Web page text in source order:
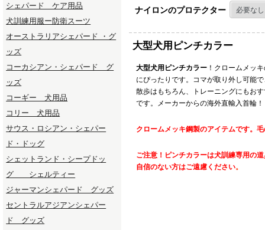
シェパード ケア用品
犬訓練用服ー防衛スーツ
オーストラリアシェパード ・グ
ッズ
コーカシアン・シェパード グ
ッズ
コーギー 犬用品
コリー 犬用品
サウス・ロシアン・シェパー
ド・ドッグ
シェットランド・シープドッ
グ シェルティー
ジャーマンシェパード グッズ
セントラルアジアンシェパー
ド グッズ
ナイロンのプロテクター
大型犬用ピンチカラー
大型犬用ピンチカラー ！クロームメッ
にぴったりです。コマが取り外し可能
散歩はもちろん、トレーニングにもお
です。メーカーからの海外直輸入首輪！
クロームメッキ鋼製のアイテムです。
ご注意！ピンチカラーは犬訓練専用の
自信のない方はご遠慮ください。